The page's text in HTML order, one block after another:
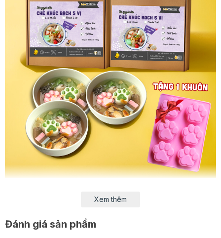
BỘ COMBO chè khúc bạch này đã bao gồm đầy đủ
nguyên liệu cùng hướng dẫn cách làm chi tiết giúp các
Xem thêm
Đánh giá sản phẩm